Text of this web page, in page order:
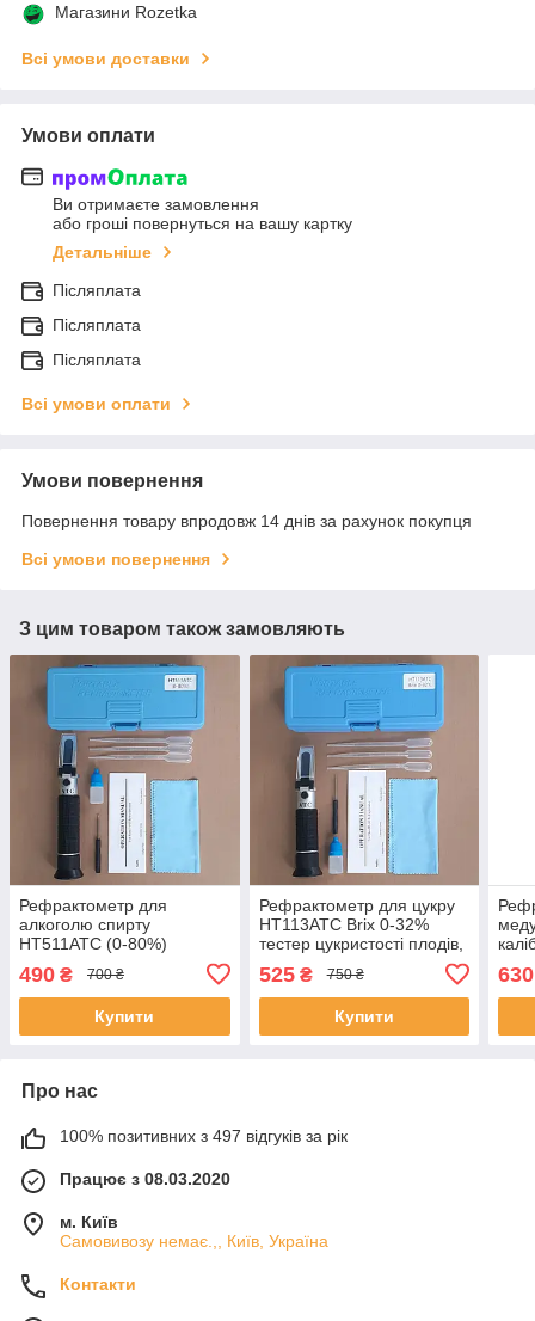
Магазини Rozetka
Всі умови доставки
Умови оплати
Ви отримаєте замовлення
або гроші повернуться на вашу картку
Детальніше
Післяплата
Післяплата
Післяплата
Всі умови оплати
Умови повернення
Повернення товару впродовж 14 днів за рахунок покупця
Всі умови повернення
З цим товаром також замовляють
Рефрактометр для
алкоголю спирту
HT511ATC (0-80%)
490 ₴ 700 ₴
Купити
Рефрактометр для цукру
HT113ATC Brix 0-32%
тестер цукристості плодів,
525₴ 750 ₴
Купити
630
Про нас
100% позитивних з 497 відгуків за рік
Працює з 08.03.2020
м. Київ
Самовивозу немає.,, Київ, Україна
Контакти